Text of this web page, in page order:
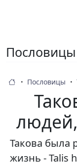
Пословицы
Такова была
жизнь - Talis